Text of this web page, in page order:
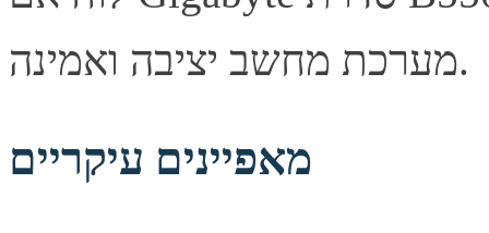
מערכת מחשב יציבה ואמינה.
מאפיינים עיקריים